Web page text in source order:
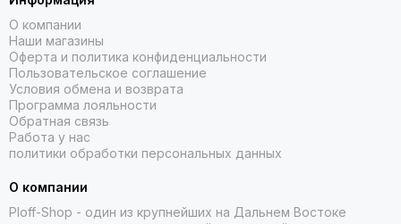
О компании
Наши магазины
Оферта и политика конфиденциальности
Пользовательское соглашение
Условия обмена и возврата
Программа лояльности
Обратная связь
Работа у нас
политики обработки персональных данных
О компании
Ploff-Shop - один из крупнейших на Дальнем Востоке